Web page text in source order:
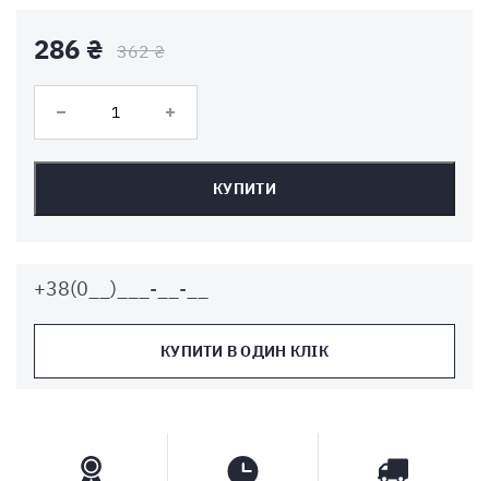
286 ₴ 362 ₴
КУПИТИ
КУПИТИ В ОДИН КЛІК